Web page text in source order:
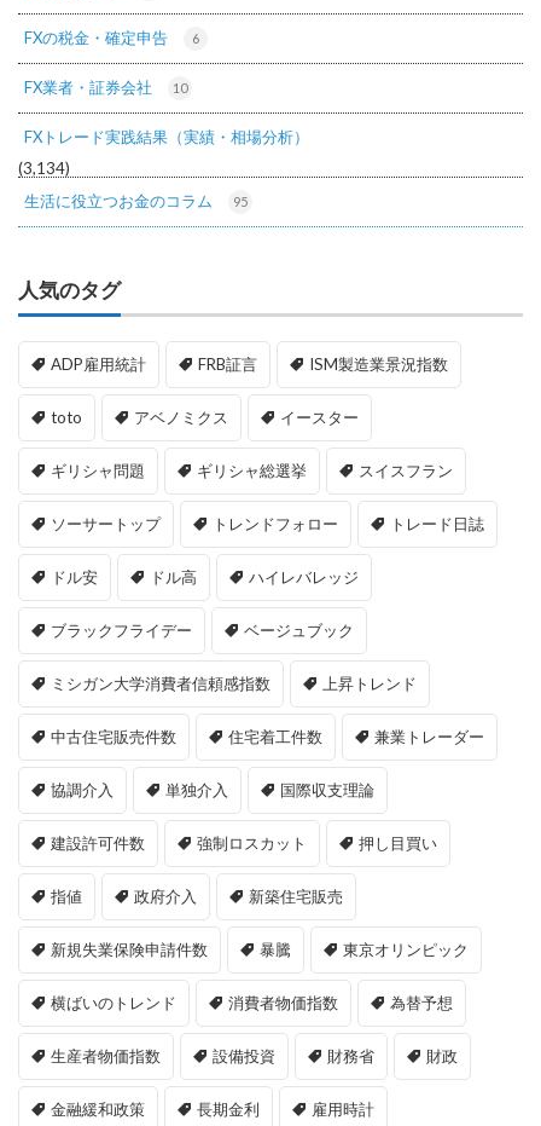
FXの税金・確定申告 6
FX業者・証券会社 10
FXトレード実践結果（実績・相場分析）
(3,134)
生活に役立つお金のコラム
95
人気のタグ
ADP雇用統計 FRB証言 ISM製造業景況指数
toto アベノミクス イースター
ギリシャ問題 ギリシャ総選挙 スイスフラン
ソーサートップ トレンドフォロー トレード日誌
ドル安 ドル高 ハイレバレッジ
ブラックフライデー ベージュブック
ミシガン大学消費者信頼感指数 上昇トレンド
中古住宅販売件数 住宅着工件数 兼業トレーダー
協調介入 単独介入 国際収支理論
建設許可件数 強制ロスカット 押し目買い
指値 政府介入 新築住宅販売
新規失業保険申請件数 暴騰 東京オリンピック
横ばいのトレンド 消費者物価指数 為替予想
生産者物価指数 設備投資 財務省 財政
金融緩和政策 長期金利 雇用時計